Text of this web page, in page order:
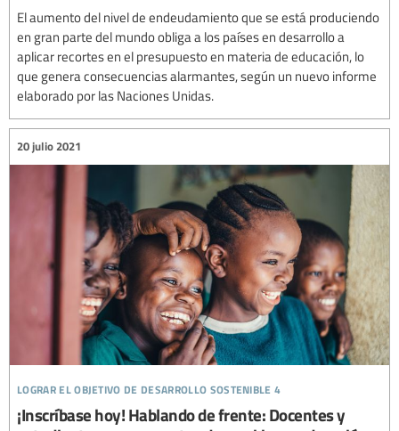
El aumento del nivel de endeudamiento que se está produciendo
en gran parte del mundo obliga a los países en desarrollo a
aplicar recortes en el presupuesto en materia de educación, lo
que genera consecuencias alarmantes, según un nuevo informe
elaborado por las Naciones Unidas.
lograr el objetivo de desarrollo sostenible 4
20 julio 2021
¡Inscríbase hoy! Hablando de frente: Docentes y